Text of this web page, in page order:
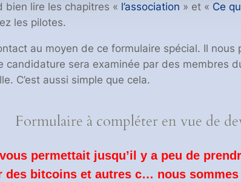
bien lire les chapitres « l’association » et « Ce
les pilotes.
au moyen de ce formulaire spécial. Il nous
candidature sera examinée par des membres
C’est aussi simple que cela.
Formulaire à compléter en vue de
permettait jusqu’il y a peu de
des bitcoins et autres c… nous